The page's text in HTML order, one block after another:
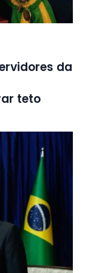
da
teto